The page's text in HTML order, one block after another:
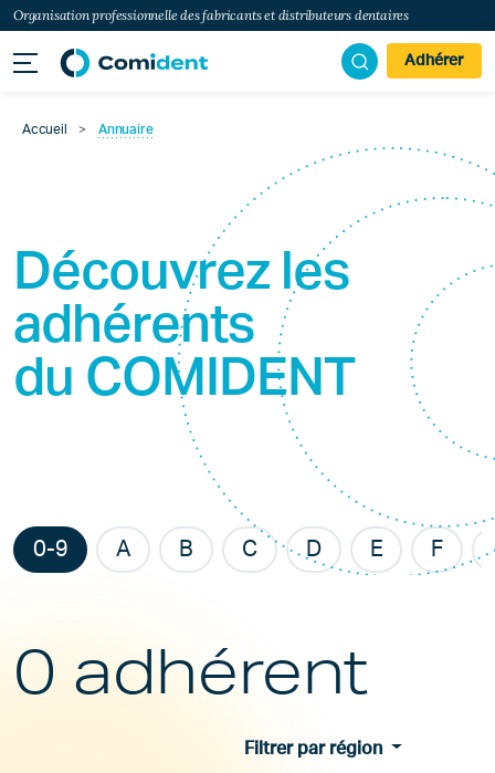
Organisation professionnelle des fabricants et distributeurs dentaires
Adhérer
Accueil > Annuaire
Découvrez les
adhérents
du COMIDENT
0-9 A B C D E F
0 adhérent
Filtrer par région